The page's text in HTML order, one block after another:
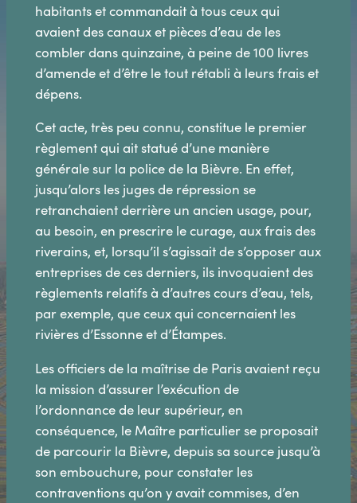
habitants et commandait à tous ceux qui
avaient des canaux et pièces d’eau de les
combler dans quinzaine, à peine de 100 livres
d’amende et d’être le tout rétabli à leurs frais et
dépens.
Cet acte, très peu connu, constitue le premier
règlement qui ait statué d’une manière
générale sur la police de la Bièvre. En effet,
jusqu’alors les juges de répression se
retranchaient derrière un ancien usage, pour,
au besoin, en prescrire le curage, aux frais des
riverains, et, lorsqu’il s’agissait de s’opposer aux
entreprises de ces derniers, ils invoquaient des
règlements relatifs à d’autres cours d’eau, tels,
par exemple, que ceux qui concernaient les
rivières d’Essonne et d’Étampes.
Les officiers de la maîtrise de Paris avaient reçu
la mission d’assurer l’exécution de
l’ordonnance de leur supérieur, en
conséquence, le Maître particulier se proposait
de parcourir la Bièvre, depuis sa source jusqu’à
son embouchure, pour constater les
contraventions qu’on y avait commises, d’en